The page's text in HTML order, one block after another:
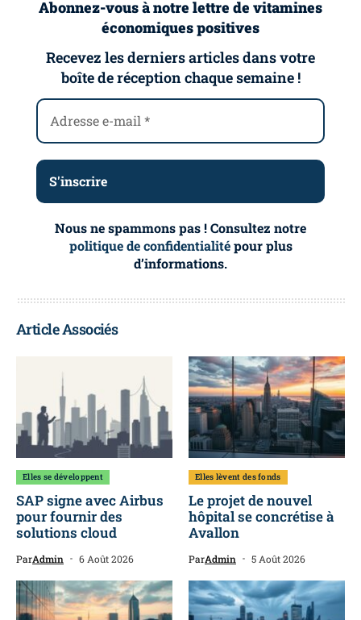
Abonnez-vous à notre lettre de vitamines
économiques positives
Recevez les derniers articles dans votre
boîte de réception chaque semaine !
Nous ne spammons pas ! Consultez notre
politique de confidentialitépour plus
d’informations.
Article Associés
Elles se développent
SAP signe avec Airbus
pour fournir des
solutions cloud
ParAdmin 6 Août 2026
Elles lèvent des fonds
Le projet de nouvel
hôpital se concrétise à
Avallon
ParAdmin 5 Août 2026